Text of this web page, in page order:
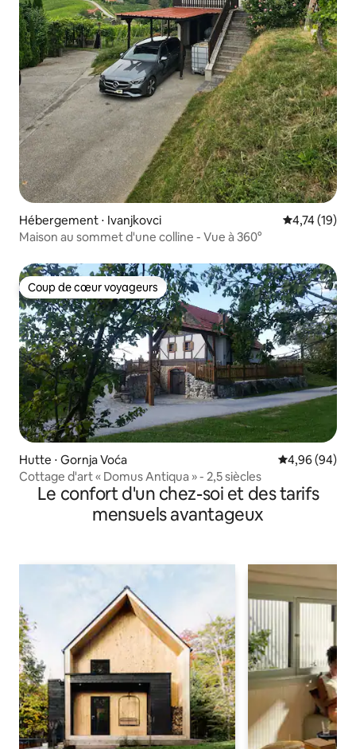
Hébergement ⋅ Ivanjkovci Évaluation
4,74 (19)
Maison au sommet d'une colline - Vue à 360°
Coup de cœur voyageurs
Coup de cœur voyageurs
Hutte ⋅ Gornja Voća Évaluation
4,96 (94)
Cottage d'art « Domus Antiqua » - 2,5 siècles
Le confort d'un chez-soi et des tarifs
mensuels avantageux